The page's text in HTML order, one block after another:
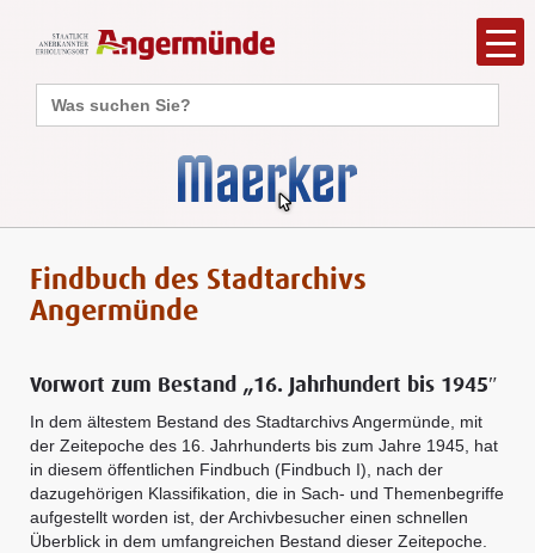
Search
Findbuch des Stadtarchivs
Angermünde
Vorwort zum Bestand „16. Jahrhundert bis 1945″
In dem ältestem Bestand des Stadtarchivs Angermünde, mit
der Zeitepoche des 16. Jahrhunderts bis zum Jahre 1945, hat
in diesem öffentlichen Findbuch (Findbuch I), nach der
dazugehörigen Klassifikation, die in Sach- und Themenbegriffe
aufgestellt worden ist, der Archivbesucher einen schnellen
Überblick in dem umfangreichen Bestand dieser Zeitepoche.